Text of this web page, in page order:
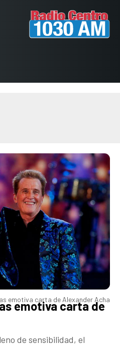
emotiva carta de Alexander Acha
emotiva carta de
de sensibilidad, el